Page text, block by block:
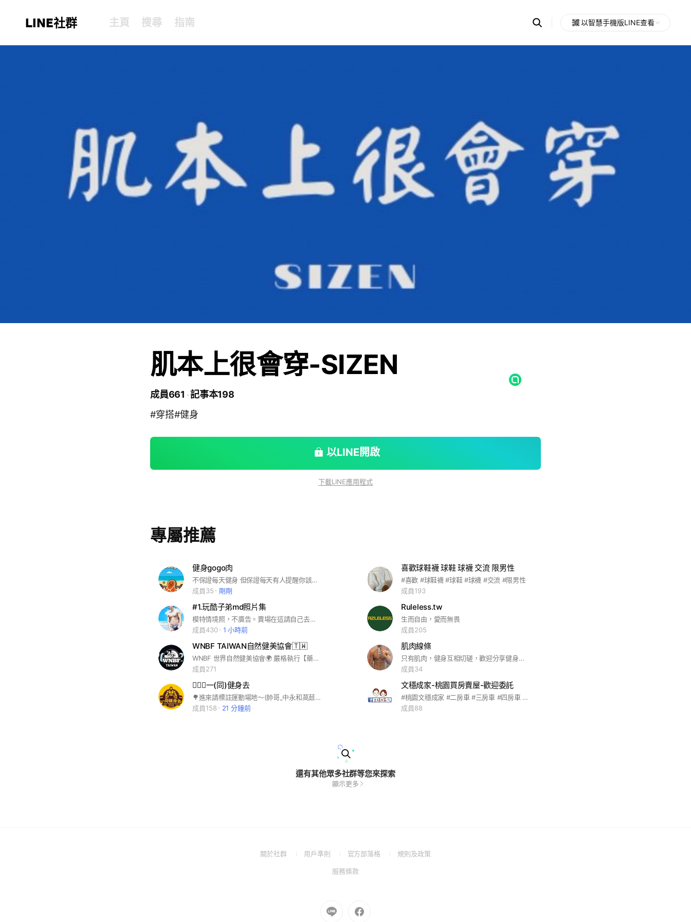
LINE社群 主頁 搜尋 指南 Search
OpenChats
messages
search
以智慧手機版LINE查看
肌本上很會穿-SIZEN
成員661 記事本198
#穿搭#健身
以LINE開啟
下載LINE應用程式
專屬推薦
健身gogo肉
不保證每天健身 但保證每天有人提醒你該動一下 肉可以留 但不要一個人扛 🥩💪 #北區 #中區 #南區
成員35
剛剛
喜歡球鞋襪 球鞋 球襪 交流 限男性
#喜歡 #球鞋襪 #球鞋 #球襪 #交流 #限男性
成員193
#1.玩酷子弟md照片集
模特情境照，不廣告。賣場在這請自己去看喔 https://wantku.tw
成員430
1 小時前
Ruleless.tw
生而自由，愛而無畏
成員205
WNBF TAIWAN自然健美協會🇹🇼
WNBF 世界自然健美協會🌍 嚴格執行【藥物檢測】【測謊】的健美協會 創造【公平】【公正】【公開】的健美賽事 【WNBF TWX】2025 Come To Compete In The Truly Natural
成員271
肌肉線條
只有肌肉，健身互相切磋，歡迎分享健身照,申請時請變更照片,以利核准(本群歡迎聊天)
成員34
🏋🏾‍♂️一(同)健身去
🌳進來請標註運動場地～(帥哥_中永和萵苣健工) 🌳提供一個同志友善討論健身運動的好地方。 #gym #sport #diet #LGBT #🌈 #健身 #運動 #健身 #跑步 #減脂 #減重 #游泳 #單車 #同志友善
成員158
21 分鐘前
文穩成家-桃園買房賣屋-歡迎委託
#桃園文穩成家 #二房車 #三房車 #四房車 #公寓 #透天 #電梯大樓 #店面 #廠房 #土地
成員88
還有其他眾多社群等您來探索
顯示更多
關於社群
(Open用戶準則
(Open
a
官方部落格
(Open規則及政策(Open
服務條款(Open
window)
Go
to
Go
to